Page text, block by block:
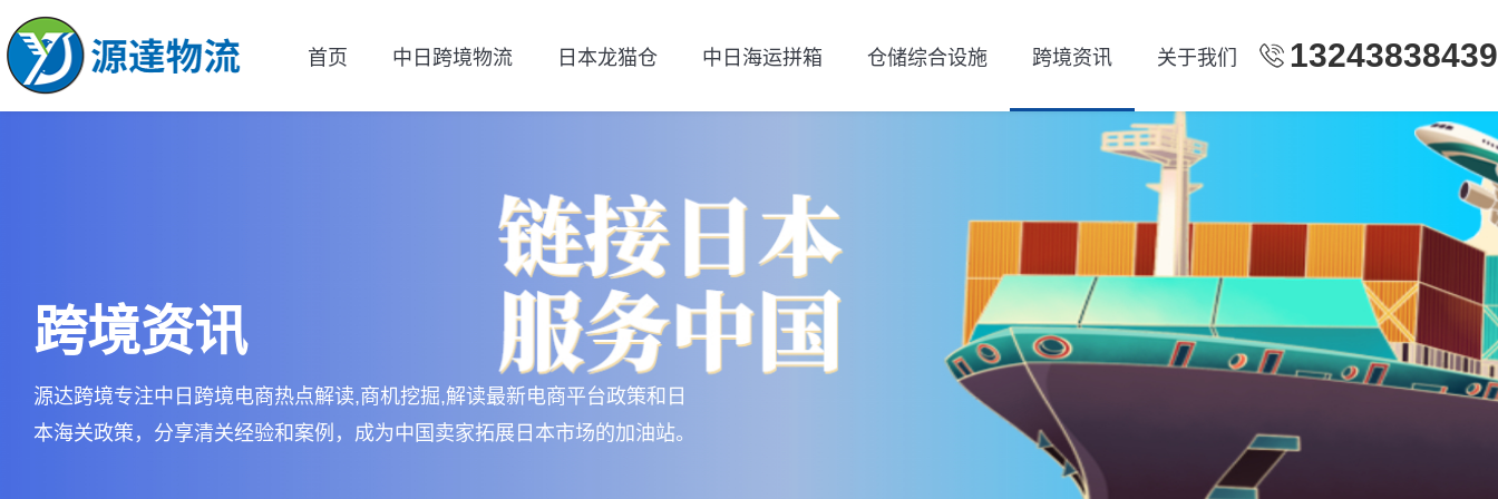
13243838439
首页 中日跨境物流 日本龙猫仓 中日海运拼箱 仓储综合设施 跨境资讯 关于我们
跨境资讯
源达跨境专注中日跨境电商热点解读,商机挖掘,解读最新电商平台政策和日
本海关政策，分享清关经验和案例，成为中国卖家拓展日本市场的加油站。